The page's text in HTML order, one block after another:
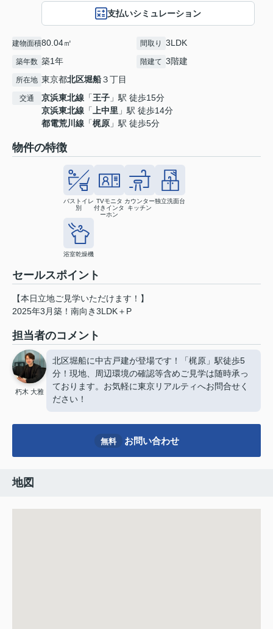
支払いシミュレーション
建物面積80.04㎡ 間取り 3LDK
築年数 築1年 階建て 3階建
所在地 東京都北区堀船３丁目
交通 京浜東北線 「王子 」駅 徒歩15分
京浜東北線 「 上中里 」駅 徒歩14分
都電荒川線 「梶原 」駅 徒歩5分
物件の特徴
バストイレ
別
TVモニタ
付きインタ
ーホン
カウンター
キッチン
独立洗面台
浴室乾燥機
セールスポイント
【本日立地ご見学いただけます！】
2025年3月築！南向き3LDK＋P
担当者のコメント
朽木 大雅
北区堀船に中古戸建が登場です！「梶原」駅徒歩5
分！現地、周辺環境の確認等含めご見学は随時承っ
ております。お気軽に東京リアルティへお問合せく
ださい！
無料 お問い合わせ
地図